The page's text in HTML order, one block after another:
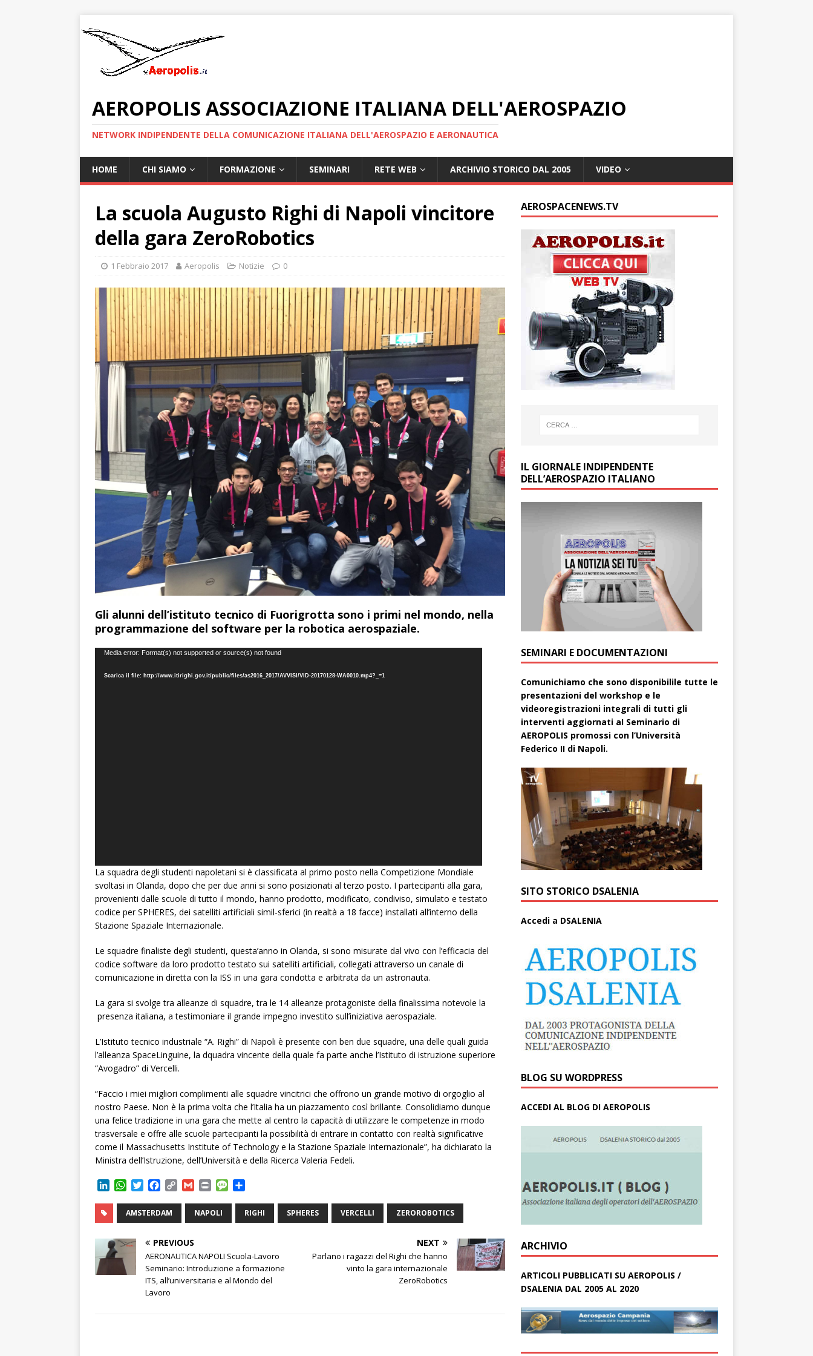
AEROPOLIS ASSOCIAZIONE ITALIANA DELL'AEROSPAZIO
NETWORK INDIPENDENTE DELLA COMUNICAZIONE ITALIANA DELL'AEROSPAZIO E AERONAUTICA
HOME CHI SIAMO FORMAZIONE SEMINARI RETE WEB ARCHIVIO STORICO DAL 2005 VIDEO
La scuola Augusto Righi di Napoli vincitore
della gara ZeroRobotics
1 Febbraio 2017 Aeropolis Notizie 0
Gli alunni dell’istituto tecnico di Fuorigrotta sono i primi nel mondo, nella
programmazione del software per la robotica aerospaziale.
Video
Media error: Format(s) not supported or source(s) not found
Scarica il file: http://www.itirighi.gov.it/public/files/as2016_2017/AVVISI/VID-20170128-WA0010.mp4?_=1
La squadra degli studenti napoletani si è classificata al primo posto nella Competizione Mondiale
svoltasi in Olanda, dopo che per due anni si sono posizionati al terzo posto. I partecipanti alla gara,
provenienti dalle scuole di tutto il mondo, hanno prodotto, modificato, condiviso, simulato e testato
codice per SPHERES, dei satelliti artificiali simil-sferici (in realtà a 18 facce) installati all’interno della
Stazione Spaziale Internazionale.
Le squadre finaliste degli studenti, questa’anno in Olanda, si sono misurate dal vivo con l’efficacia del
codice software da loro prodotto testato sui satelliti artificiali, collegati attraverso un canale di
comunicazione in diretta con la ISS in una gara condotta e arbitrata da un astronauta.
La gara si svolge tra alleanze di squadre, tra le 14 alleanze protagoniste della finalissima notevole la
presenza italiana, a testimoniare il grande impegno investito sull’iniziativa aerospaziale.
L’Istituto tecnico industriale “A. Righi” di Napoli è presente con ben due squadre, una delle quali guida
l’alleanza SpaceLinguine, la dquadra vincente della quale fa parte anche l’Istituto di istruzione superiore
“Avogadro” di Vercelli.
“Faccio i miei migliori complimenti alle squadre vincitrici che offrono un grande motivo di orgoglio al
nostro Paese. Non è la prima volta che l’Italia ha un piazzamento così brillante. Consolidiamo dunque
una felice tradizione in una gara che mette al centro la capacità di utilizzare le competenze in modo
trasversale e offre alle scuole partecipanti la possibilità di entrare in contatto con realtà significative
come il Massachusetts Institute of Technology e la Stazione Spaziale Internazionale”, ha dichiarato la
Ministra dell’Istruzione, dell’Università e della Ricerca Valeria Fedeli.
k
d
I
W
a
t
A
p
T
i
t
e
r
c
e
o
o
k
y
i
n
k
G
a
i
i
n
M
s
e
n
d
i
d
i
AMSTERDAM NAPOLI RIGHI SPHERES VERCELLI ZEROROBOTICS
PREVIOUS
AERONAUTICA NAPOLI Scuola-Lavoro
Seminario: Introduzione a formazione
ITS, all’universitaria e al Mondo del
Lavoro
NEXT
Parlano i ragazzi del Righi che hanno
vinto la gara internazionale
ZeroRobotics
AEROSPACENEWS.TV
IL GIORNALE INDIPENDENTE
DELL’AEROSPAZIO ITALIANO
SEMINARI E DOCUMENTAZIONI
Comunichiamo che sono disponibilile tutte le
presentazioni del workshop e le
videoregistrazioni integrali di tutti gli
interventi aggiornati aI Seminario di
AEROPOLIS promossi con l’Università
Federico II di Napoli.
SITO STORICO DSALENIA
Accedi a DSALENIA
BLOG SU WORDPRESS
ACCEDI AL BLOG DI AEROPOLIS
ARCHIVIO
ARTICOLI PUBBLICATI SU AEROPOLIS /
DSALENIA DAL 2005 AL 2020